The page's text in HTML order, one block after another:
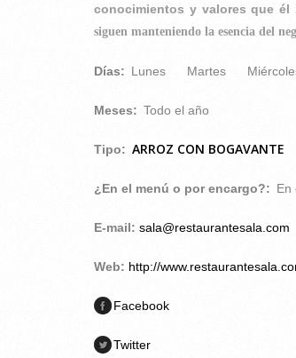
conocimientos y valores que
siguen manteniendo la esencia del
Días: Lunes Martes
Meses: Todo el año
Tipo: ARROZ CON BOGAVANTE
¿En el menú o por encargo?: En
E-mail: sala@restaurantesala.com
Web: http://
Facebook
Twitter